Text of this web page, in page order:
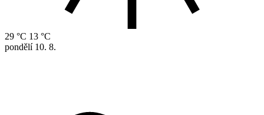
29 °C 13 °C
pondělí 10. 8.